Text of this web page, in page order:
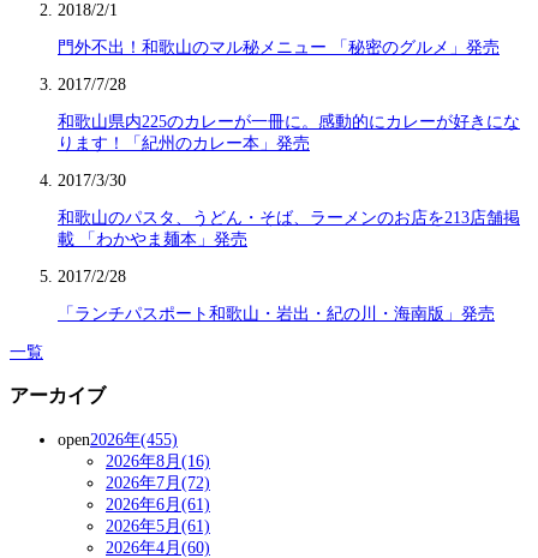
2018/2/1
門外不出！和歌山のマル秘メニュー 「秘密のグルメ」発売
2017/7/28
和歌山県内225のカレーが一冊に。感動的にカレーが好きにな
ります！「紀州のカレー本」発売
2017/3/30
和歌山のパスタ、うどん・そば、ラーメンのお店を213店舗掲
載 「わかやま麺本」発売
2017/2/28
「ランチパスポート和歌山・岩出・紀の川・海南版」発売
一覧
アーカイブ
open2026年(455)
2026年8月(16)
2026年7月(72)
2026年6月(61)
2026年5月(61)
2026年4月(60)